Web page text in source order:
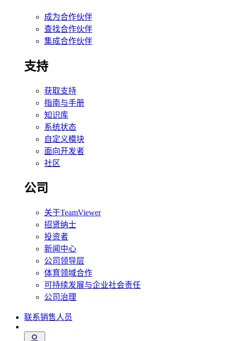
成为合作伙伴
查找合作伙伴
集成合作伙伴
支持
获取支持
指南与手册
知识库
系统状态
自定义模块
面向开发者
社区
公司
关于TeamViewer
招贤纳士
投资者
新闻中心
公司领导层
体育领域合作
可持续发展与企业社会责任
公司治理
联系销售人员